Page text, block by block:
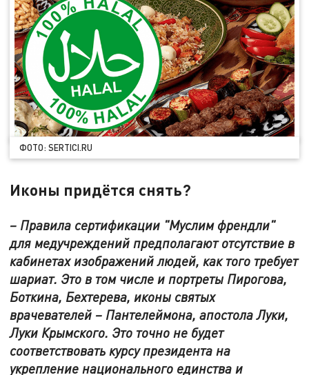
ФОТО: SERTICI.RU
Иконы придётся снять?
– Правила сертификации "Муслим френдли"
для медучреждений предполагают отсутствие в
кабинетах изображений людей, как того требует
шариат. Это в том числе и портреты Пирогова,
Боткина, Бехтерева, иконы святых
врачевателей – Пантелеймона, апостола Луки,
Луки Крымского. Это точно не будет
соответствовать курсу президента на
укрепление национального единства и